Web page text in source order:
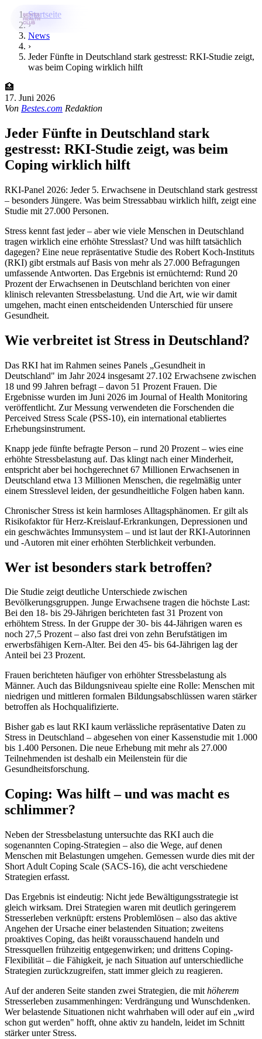
Datenbank
News
Über uns
Für Unternehmen
Jetzt downloaden
Startseite
›
News
›
Jeder Fünfte in Deutschland stark gestresst: RKI-Studie zeigt,
was beim Coping wirklich hilft
🏥
17. Juni 2026
Von Bestes.com Redaktion
Jeder Fünfte in Deutschland stark
gestresst: RKI-Studie zeigt, was beim
Coping wirklich hilft
RKI-Panel 2026: Jeder 5. Erwachsene in Deutschland stark gestresst
– besonders Jüngere. Was beim Stressabbau wirklich hilft, zeigt eine
Studie mit 27.000 Personen.
Stress kennt fast jeder – aber wie viele Menschen in Deutschland
tragen wirklich eine erhöhte Stresslast? Und was hilft tatsächlich
dagegen? Eine neue repräsentative Studie des Robert Koch-Instituts
(RKI) gibt erstmals auf Basis von mehr als 27.000 Befragungen
umfassende Antworten. Das Ergebnis ist ernüchternd: Rund 20
Prozent der Erwachsenen in Deutschland berichten von einer
klinisch relevanten Stressbelastung. Und die Art, wie wir damit
umgehen, macht einen entscheidenden Unterschied für unsere
Gesundheit.
Wie verbreitet ist Stress in Deutschland?
Das RKI hat im Rahmen seines Panels „Gesundheit in
Deutschland" im Jahr 2024 insgesamt 27.102 Erwachsene zwischen
18 und 99 Jahren befragt – davon 51 Prozent Frauen. Die
Ergebnisse wurden im Juni 2026 im Journal of Health Monitoring
veröffentlicht. Zur Messung verwendeten die Forschenden die
Perceived Stress Scale (PSS-10), ein international etabliertes
Erhebungsinstrument.
Knapp jede fünfte befragte Person – rund 20 Prozent – wies eine
erhöhte Stressbelastung auf. Das klingt nach einer Minderheit,
entspricht aber bei hochgerechnet 67 Millionen Erwachsenen in
Deutschland etwa 13 Millionen Menschen, die regelmäßig unter
einem Stresslevel leiden, der gesundheitliche Folgen haben kann.
Chronischer Stress ist kein harmloses Alltagsphänomen. Er gilt als
Risikofaktor für Herz-Kreislauf-Erkrankungen, Depressionen und
ein geschwächtes Immunsystem – und ist laut der RKI-Autorinnen
und -Autoren mit einer erhöhten Sterblichkeit verbunden.
Wer ist besonders stark betroffen?
Die Studie zeigt deutliche Unterschiede zwischen
Bevölkerungsgruppen. Junge Erwachsene tragen die höchste Last:
Bei den 18- bis 29-Jährigen berichteten fast 31 Prozent von
erhöhtem Stress. In der Gruppe der 30- bis 44-Jährigen waren es
noch 27,5 Prozent – also fast drei von zehn Berufstätigen im
erwerbsfähigen Kern-Alter. Bei den 45- bis 64-Jährigen lag der
Anteil bei 23 Prozent.
Frauen berichteten häufiger von erhöhter Stressbelastung als
Männer. Auch das Bildungsniveau spielte eine Rolle: Menschen mit
niedrigen und mittleren formalen Bildungsabschlüssen waren stärker
betroffen als Hochqualifizierte.
Bisher gab es laut RKI kaum verlässliche repräsentative Daten zu
Stress in Deutschland – abgesehen von einer Kassenstudie mit 1.000
bis 1.400 Personen. Die neue Erhebung mit mehr als 27.000
Teilnehmenden ist deshalb ein Meilenstein für die
Gesundheitsforschung.
Coping: Was hilft – und was macht es
schlimmer?
Neben der Stressbelastung untersuchte das RKI auch die
sogenannten Coping-Strategien – also die Wege, auf denen
Menschen mit Belastungen umgehen. Gemessen wurde dies mit der
Short Adult Coping Scale (SACS-16), die acht verschiedene
Strategien erfasst.
Das Ergebnis ist eindeutig: Nicht jede Bewältigungsstrategie ist
gleich wirksam. Drei Strategien waren mit deutlich geringerem
Stresserleben verknüpft: erstens Problemlösen – also das aktive
Angehen der Ursache einer belastenden Situation; zweitens
proaktives Coping, das heißt vorausschauend handeln und
Stressquellen frühzeitig entgegenwirken; und drittens Coping-
Flexibilität – die Fähigkeit, je nach Situation auf unterschiedliche
Strategien zurückzugreifen, statt immer gleich zu reagieren.
Auf der anderen Seite standen zwei Strategien, die mit höherem
Stresserleben zusammenhingen: Verdrängung und Wunschdenken.
Wer belastende Situationen nicht wahrhaben will oder auf ein „wird
schon gut werden" hofft, ohne aktiv zu handeln, leidet im Schnitt
stärker unter Stress.